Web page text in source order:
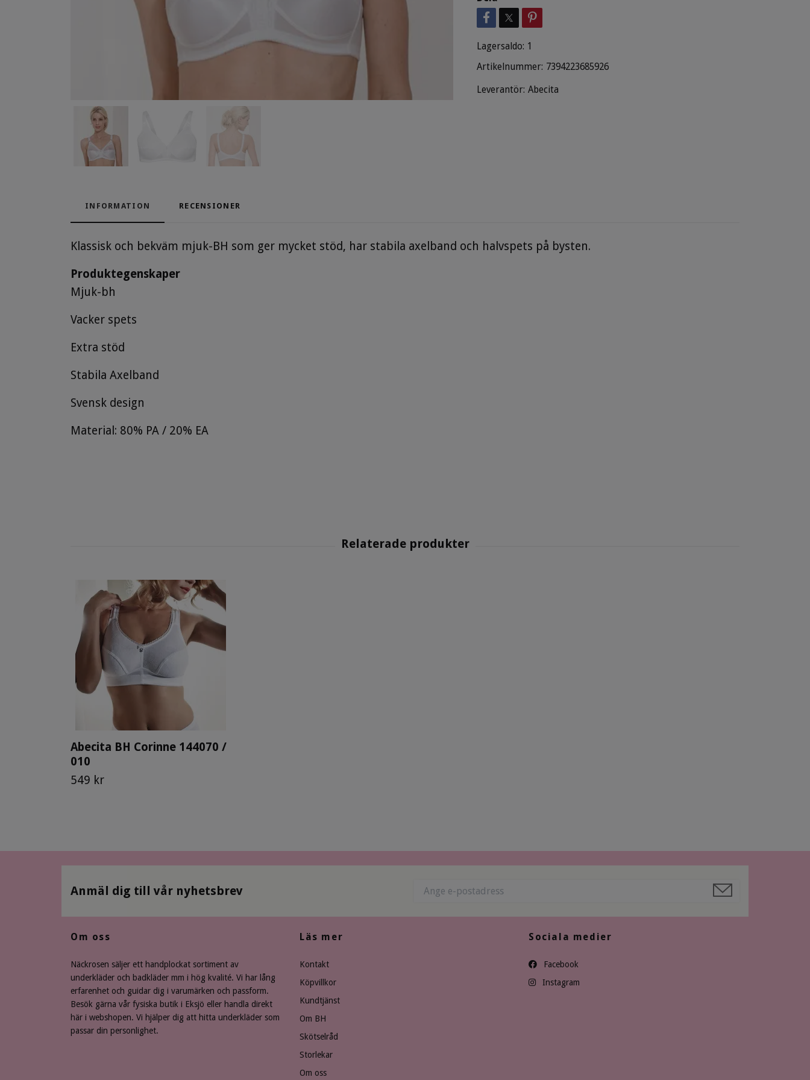
Lagersaldo: 1
Artikelnummer: 7394223685926
Leverantör: Abecita
INFORMATION RECENSIONER
Klassisk och bekväm mjuk-BH som ger mycket stöd, har stabila axelband och halvspets på bysten.
Produktegenskaper
Mjuk-bh
Vacker spets
Extra stöd
Stabila Axelband
Svensk design
Material: 80% PA / 20% EA
Abecita BH Corinne 144070 /
010
549 kr
Anmäl dig till vår nyhetsbrev
Om oss
Näckrosen säljer ett handplockat sortiment av
underkläder och badkläder mm i hög kvalité. Vi har lång
erfarenhet och guidar dig i varumärken och passform.
Besök gärna vår fysiska butik i Eksjö eller handla direkt
här i webshopen. Vi hjälper dig att hitta underkläder som
passar din personlighet.
Läs mer
Kontakt
Köpvillkor
Kundtjänst
Om BH
Skötselråd
Storlekar
Om oss
Sociala medier
Facebook
Instagram